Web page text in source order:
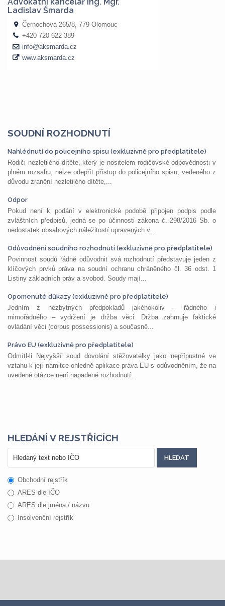
SOUDNÍ ROZHODNUTÍ
Nahlédnutí do policejního spisu (exkluzivně pro předplatitele)
Rodiči nezletilého dítěte, který je nositelem rodičovské odpovědnosti v
plném rozsahu, nelze odepřít přístup do policejního spisu, vedeného z
důvodu zranění nezletilého dítěte,...
Odpor
Pokud není k podání v elektronické podobě připojen podpis podle
zvláštních předpisů, jedná se po účinnosti zákona č. 298/2016 Sb. o
nedostatek obsahových náležitostí upravených v...
Odůvodnění soudního rozhodnutí (exkluzivně pro předplatitele)
Povinnost soudů řádně odůvodnit svá rozhodnutí představuje jeden z
klíčových prvků práva na soudní ochranu chráněného čl. 36 odst. 1
Listiny základních práv a svobod. Soudy mají...
Opomenuté důkazy (exkluzivně pro předplatitele)
Jedním z nezbytných předpokladů jakéhokoliv – řádného i
mimořádného – vydržení je držba věci. Držba zahrnuje faktické
ovládání věci (corpus possessionis) a současně...
Právo EU (exkluzivně pro předplatitele)
Odmítl-li Nejvyšší soud dovolání stěžovatelky jako nepřípustné ve
vztahu k její námitce ohledně aplikace práva EU s odůvodněním, že na
uvedené otázce není napadené rozhodnutí...
HLEDÁNÍ V REJSTŘÍCÍCH
Obchodní rejstřík
ARES dle IČO
ARES dle jména / názvu
Insolvenční rejstřík